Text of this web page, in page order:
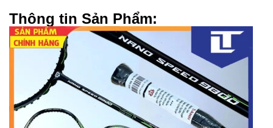
Thông tin Sản Phẩm: